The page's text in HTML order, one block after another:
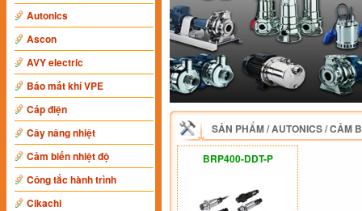
Autonics
Ascon
AVY electric
Báo mất khí VPE
Cáp điện
Cây nâng nhiệt
Cảm biến nhiệt độ
Công tắc hành trình
Cikachi
SẢN PHẨM/AUTONICS/CẢM
BRP400-DDT-P